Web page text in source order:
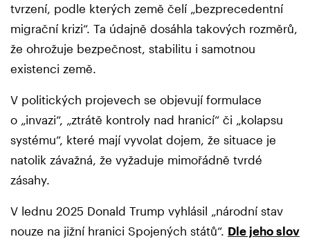
tvrzení, podle kterých země čelí „bezprecedentní
migrační krizi“. Ta údajně dosáhla takových rozměrů,
že ohrožuje bezpečnost, stabilitu i samotnou
existenci země.
V politických projevech se objevují formulace
o „invazi“, „ztrátě kontroly nad hranicí“ či „kolapsu
systému“, které mají vyvolat dojem, že situace je
natolik závažná, že vyžaduje mimořádně tvrdé
zásahy.
V lednu 2025 Donald Trump vyhlásil „národní stav
nouze na jižní hranici Spojených států“. Dle jeho slov